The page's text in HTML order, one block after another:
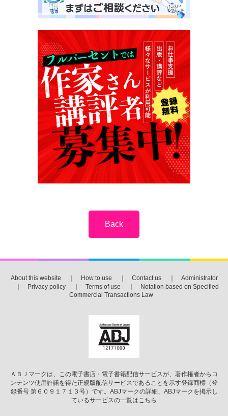
About this website ｜ How to use ｜ Contact us｜ Administrator
｜ Privacy policy ｜ Terms of use ｜ Notation based on Specified
Commercial Transactions Law
ＡＢＪマークは、この電子書店・電子書籍配信サービスが、著作権者からコ
ンテンツ使用許諾を得た正規版配信サービスであることを示す登録商標（登
録番号 第６０９１７１３号）です。ABJマークの詳細、ABJマークを掲示し
ているサービスの一覧は こちら